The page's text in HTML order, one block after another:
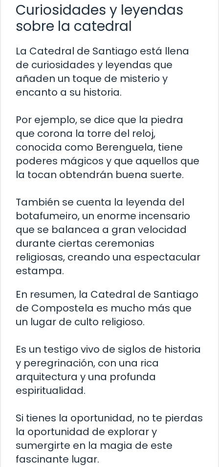
Curiosidades y leyendas
sobre la catedral
La Catedral de Santiago está llena
de curiosidades y leyendas que
añaden un toque de misterio y
encanto a su historia.
Por ejemplo, se dice que la piedra
que corona la torre del reloj,
conocida como Berenguela, tiene
poderes mágicos y que aquellos que
la tocan obtendrán buena suerte.
También se cuenta la leyenda del
botafumeiro, un enorme incensario
que se balancea a gran velocidad
durante ciertas ceremonias
religiosas, creando una espectacular
estampa.
En resumen, la Catedral de Santiago
de Compostela es mucho más que
un lugar de culto religioso.
Es un testigo vivo de siglos de historia
y peregrinación, con una rica
arquitectura y una profunda
espiritualidad.
Si tienes la oportunidad, no te pierdas
la oportunidad de explorar y
sumergirte en la magia de este
fascinante lugar.